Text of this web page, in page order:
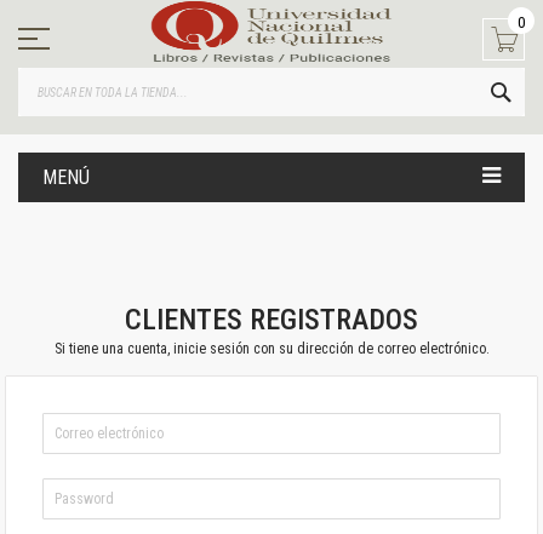
contenido
0
MENÚ
CLIENTES REGISTRADOS
Si tiene una cuenta, inicie sesión con su dirección de correo electrónico.